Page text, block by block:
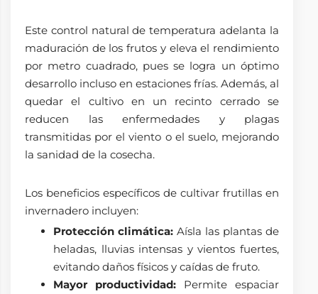
Este control natural de temperatura adelanta la
maduración de los frutos y eleva el rendimiento
por metro cuadrado, pues se logra un óptimo
desarrollo incluso en estaciones frías. Además, al
quedar el cultivo en un recinto cerrado se
reducen las enfermedades y plagas
transmitidas por el viento o el suelo, mejorando
la sanidad de la cosecha.
Los beneficios específicos de cultivar frutillas en
invernadero incluyen:
Protección climática: Aísla las plantas de
heladas, lluvias intensas y vientos fuertes,
evitando daños físicos y caídas de fruto.
Mayor productividad: Permite espaciar